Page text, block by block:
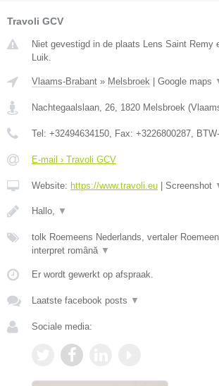
Travoli GCV
Niet gevestigd in de plaats Lens Saint Remy
Luik.
Vlaams-Brabant » Melsbroek Google maps
Nachtegaalslaan, 26, 1820 Melsbroek (
Tel: +32494634150, Fax: +3226800287,
E-mail › Travoli GCV
Website: https://www.travoli.eu Screenshot
Hallo, ▼
tolk Roemeens Nederlands, vertaler
interpret română ▼
Er wordt gewerkt op afspraak.
Laatste facebook posts ▼
Sociale media: